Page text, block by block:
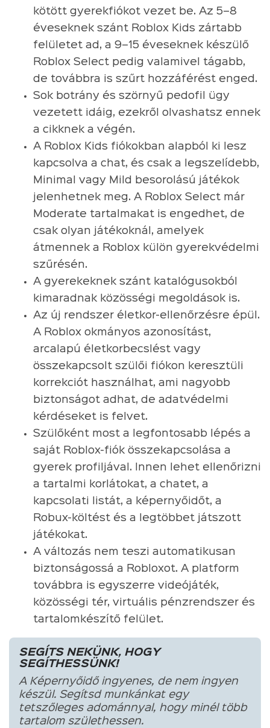
kötött gyerekfiókot vezet be. Az 5–8
éveseknek szánt Roblox Kids zártabb
felületet ad, a 9–15 éveseknek készülő
Roblox Select pedig valamivel tágabb,
de továbbra is szűrt hozzáférést enged.
Sok botrány és szörnyű pedofil ügy
vezetett idáig, ezekről olvashatsz ennek
a cikknek a végén.
A Roblox Kids fiókokban alapból ki lesz
kapcsolva a chat, és csak a legszelídebb,
Minimal vagy Mild besorolású játékok
jelenhetnek meg. A Roblox Select már
Moderate tartalmakat is engedhet, de
csak olyan játékoknál, amelyek
átmennek a Roblox külön gyerekvédelmi
szűrésén.
A gyerekeknek szánt katalógusokból
kimaradnak közösségi megoldások is.
Az új rendszer életkor-ellenőrzésre épül.
A Roblox okmányos azonosítást,
arcalapú életkorbecslést vagy
összekapcsolt szülői fiókon keresztüli
korrekciót használhat, ami nagyobb
biztonságot adhat, de adatvédelmi
kérdéseket is felvet.
Szülőként most a legfontosabb lépés a
saját Roblox-fiók összekapcsolása a
gyerek profiljával. Innen lehet ellenőrizni
a tartalmi korlátokat, a chatet, a
kapcsolati listát, a képernyőidőt, a
Robux-költést és a legtöbbet játszott
játékokat.
A változás nem teszi automatikusan
biztonságossá a Robloxot. A platform
továbbra is egyszerre videójáték,
közösségi tér, virtuális pénzrendszer és
tartalomkészítő felület.
SEGÍTS NEKÜNK, HOGY
SEGÍTHESSÜNK!
A Képernyőidő ingyenes, de nem ingyen
készül. Segítsd munkánkat egy
tetszőleges adománnyal, hogy minél több
tartalom születhessen.